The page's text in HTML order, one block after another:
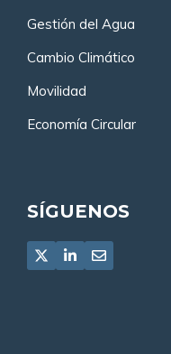
Gestión del Agua
Cambio Climático
Movilidad
Economía Circular
SÍGUENOS